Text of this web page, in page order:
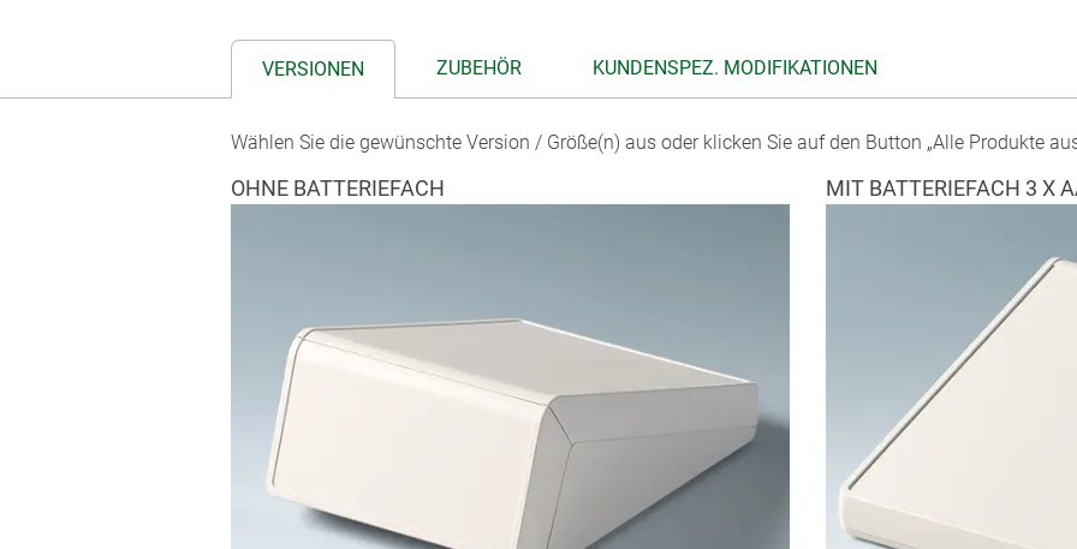
VERSIONEN ZUBEHÖR KUNDENSPEZ. MODIFIKATIONEN
Wählen Sie die gewünschte Version / Größe(n) aus oder klicken Sie auf den Button „Alle Produkte
OHNE BATTERIEFACH MIT BATTERIEFACH 3 X